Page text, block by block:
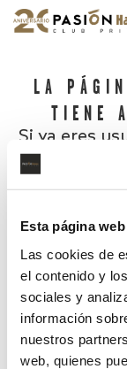
Esta página
Las cookies de
el contenido y
sociales y
información
nuestros
web, quienes
LA
TIENE
Si ya eres
¿Has olvidado tu